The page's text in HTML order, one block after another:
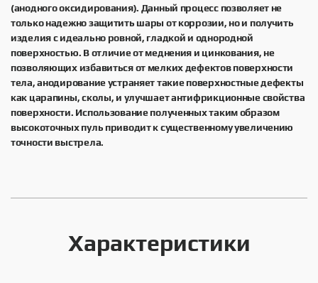
(анодного оксидирования). Данный процесс позволяет не
только надежно защитить шары от коррозии, но и получить
изделия с идеально ровной, гладкой и однородной
поверхностью. В отличие от меднения и цинкования, не
позволяющих избавиться от мелких дефектов поверхности
тела, анодирование устраняет такие поверхностные дефекты
как царапины, сколы, и улучшает антифрикционные свойства
поверхности. Использование полученных таким образом
высокоточных пуль приводит к существенному увеличению
точности выстрела.
Характеристики